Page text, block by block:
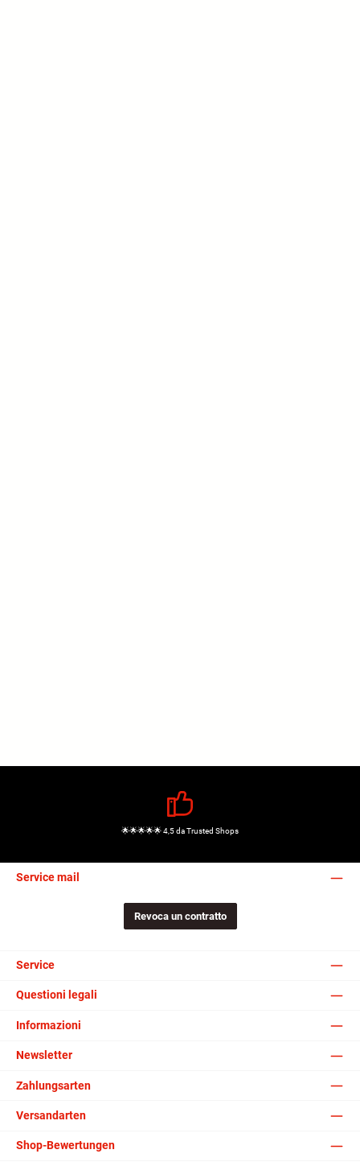
🌟🌟🌟🌟🌟 4,5 da Trusted Shops
Service mail
Revoca un contratto
Service
Questioni legali
Informazioni
Newsletter
Zahlungsarten
Versandarten
Shop-Bewertungen